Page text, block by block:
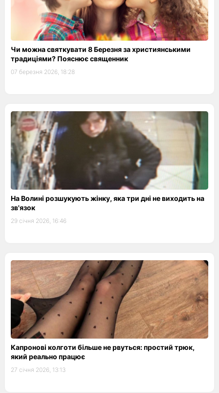
Чи можна святкувати 8 Березня за християнськими
традиціями? Пояснює священник
07 березня 2026, 18:28
На Волині розшукують жінку, яка три дні не виходить на
зв'язок
29 січня 2026, 16:46
Капронові колготи більше не рвуться: простий трюк,
який реально працює
27 січня 2026, 13:13